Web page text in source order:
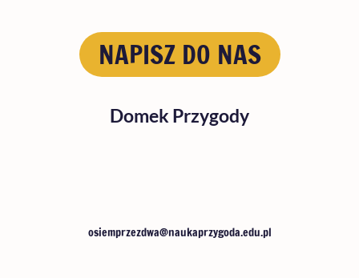
NAPISZ DO NAS
Domek Przygody
osiemprzezdwa@naukaprzygoda.edu.pl